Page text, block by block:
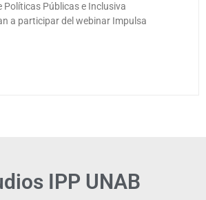
Políticas Públicas e Inclusiva
a participar del webinar Impulsa
IPP UNAB